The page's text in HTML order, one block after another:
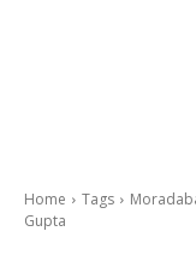
Home Tags
Gupta